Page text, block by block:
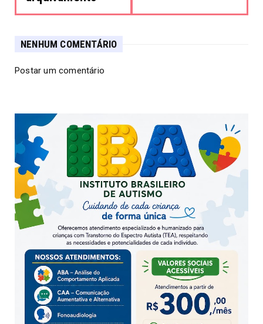
NENHUM COMENTÁRIO
Postar um comentário